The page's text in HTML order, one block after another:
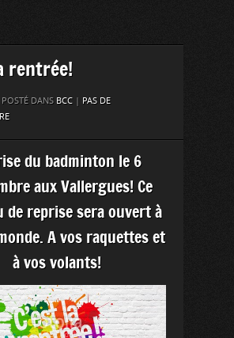
rentrée!
DANS BCC | PAS DE
du badminton le 6
aux Vallergues! Ce
de reprise sera ouvert à
A vos raquettes et
à vos volants!